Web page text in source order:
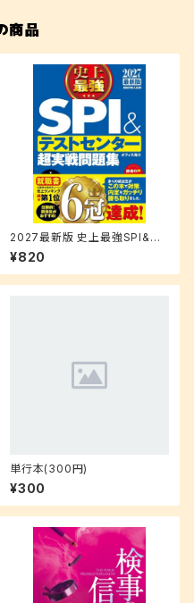
商品
2027最新版 史上最強SPI&テ
ストセンター超実戦問題集
¥820
単行本(300円)
¥300